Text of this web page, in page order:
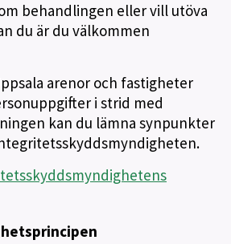
behandlingen eller vill utöva
du är du välkommen
arenor och fastigheter
i strid med
kan du lämna synpunkter